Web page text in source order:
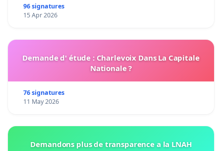
96 signatures
15 Apr 2026
Demande d' étude : Charlevoix Dans La Capitale
Nationale ?
76 signatures
11 May 2026
Demandons plus de transparence a la LNAH